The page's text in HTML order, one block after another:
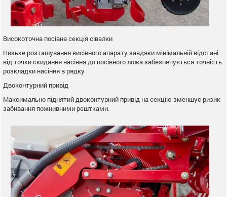
Високоточна посівна секція сівалки
Низьке розташування висівного апарату завдяки мінімальній відстані
від точки скидання насіння до посівного ложа забезпечується точність
розкладки насіння в рядку.
Двоконтурний привід
Максимально піднятий двоконтурний привід на секцію зменшує ризик
забивання пожнивними рештками.